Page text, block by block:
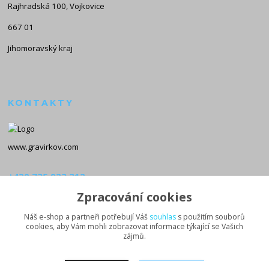
Rajhradská 100, Vojkovice
667 01
Jihomoravský kraj
KONTAKTY
www.gravirkov.com
+420 735 923 312
info@gravirkov.com
Zpracování cookies
Náš e-shop a partneři potřebují Váš souhlas s použitím souborů
cookies, aby Vám mohli zobrazovat informace týkající se Vašich
zájmů.